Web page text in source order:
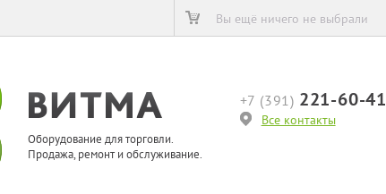
Вы ещё ничего не выбрали
+7 (391) 221-60-41
Все контакты
Оборудование для торговли.
Продажа, ремонт и обслуживание.